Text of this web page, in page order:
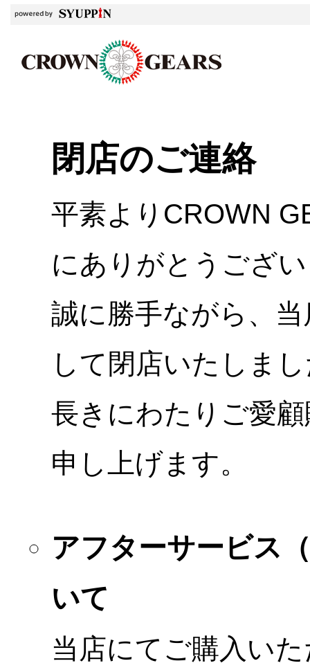
閉店のご連絡
平素よりCROWN
にありがとうござ
誠に勝手ながら、
して閉店いたしま
長きにわたりご愛
申し上げます。
アフターサービス
いて
当店にてご購入い